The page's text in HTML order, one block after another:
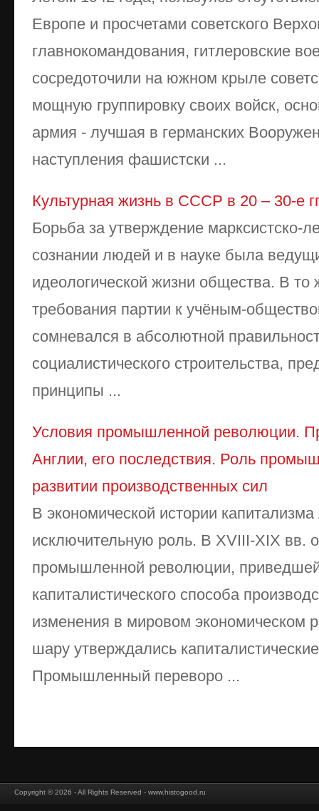
Европе и просчетами советского
главнокомандования, гитлеровские
сосредоточили на южном крыле
мощную группировку своих войск,
армия - лучшая в германских
наступления фашистски ...
Культурная жизнь в СССР в 20 – 30-е
Борьба за утверждение марксистско-
сознании людей и в науке была
идеологической жизни общества. В то
требования партии к учёным-
сомневался в абсолютной
социалистического строительства,
принципы ...
Условия промышленной революции.
Англии, его последствия. Роль
развитии производственных сил
В экономической истории
исключительную роль. В XVIII-XIX вв.
промышленной революции,
капиталистического способа
изменения в мировом экономическом
шару утверждались
Промышленный переворо ...
Copyright © 2026 - All Rights Reserved - www.histogood.ru